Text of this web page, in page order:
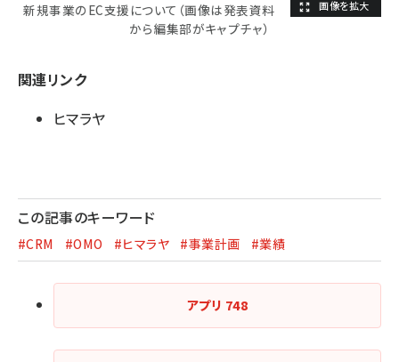
新規事業のEC支援について（画像は発表資料
から編集部がキャプチャ）
関連リンク
ヒマラヤ
この記事のキーワード
#CRM #OMO #ヒマラヤ #事業計画 #業績
アプリ 748